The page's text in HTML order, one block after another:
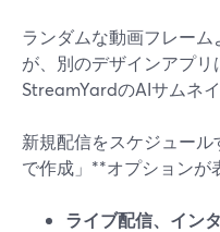
ランダムな動画フレー
が、別のデザインアプリ
StreamYardのAIサムネ
新規配信をスケジュー
で作成」**オプションが
ライブ配信、イン